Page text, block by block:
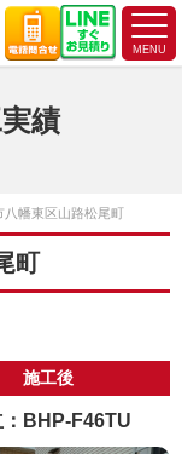
績
八幡東区山路松尾町
町
施工後
：BHP-F46TU